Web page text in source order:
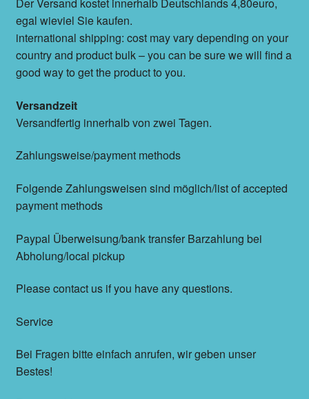
egal wieviel Sie kaufen.
international shipping: cost may vary depending on your
country and product bulk – you can be sure we will find a
good way to get the product to you.
Versandzeit
Versandfertig innerhalb von zwei Tagen.
Zahlungsweise/payment methods
Folgende Zahlungsweisen sind möglich/list of accepted
payment methods
Paypal Überweisung/bank transfer Barzahlung bei
Abholung/local pickup
Please contact us if you have any questions.
Service
Bei Fragen bitte einfach anrufen, wir geben unser
Bestes!